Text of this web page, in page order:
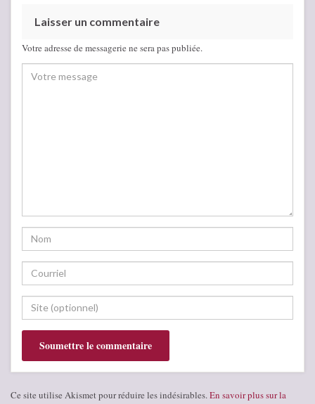
Laisser un commentaire
Votre adresse de messagerie ne sera pas publiée.
Ce site utilise Akismet pour réduire les indésirables. En savoir plus sur la